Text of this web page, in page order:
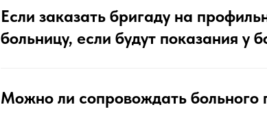
Если заказать бригаду на
больницу, если будут показания у
Можно ли сопровождать больного